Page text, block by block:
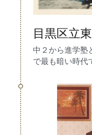
目黒区立
中２から進学塾
で最も暗い時代